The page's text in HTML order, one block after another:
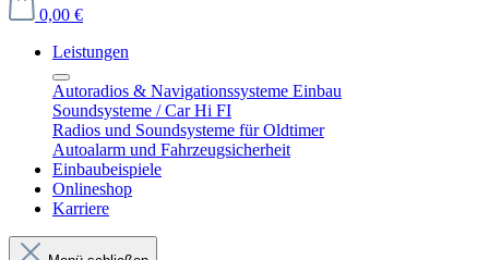
0,00 €
Leistungen
Autoradios & Navigationssysteme Einbau
Soundsysteme / Car Hi FI
Radios und Soundsysteme für Oldtimer
Autoalarm und Fahrzeugsicherheit
Einbaubeispiele
Onlineshop
Karriere